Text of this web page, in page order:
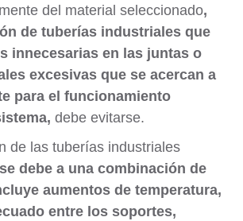
del material seleccionado,
de tuberías industriales que
innecesarias en las juntas o
excesivas que se acercan a
para el funcionamiento
debe evitarse.
de las tuberías industriales
se debe a una combinación de
aumentos de temperatura,
entre los soportes,